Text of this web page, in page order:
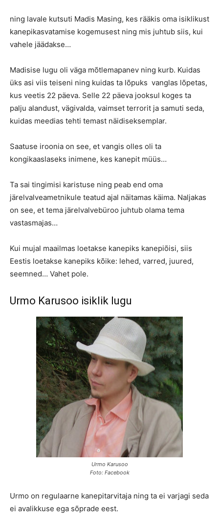
ning lavale kutsuti Madis Masing, kes rääkis oma isiklikust
kanepikasvatamise kogemusest ning mis juhtub siis, kui
vahele jäädakse…
Madisise lugu oli väga mõtlemapanev ning kurb. Kuidas
üks asi viis teiseni ning kuidas ta lõpuks vanglas lõpetas,
kus veetis 22 päeva. Selle 22 päeva jooksul koges ta
palju alandust, vägivalda, vaimset terrorit ja samuti seda,
kuidas meedias tehti temast näidiseksemplar.
Saatuse iroonia on see, et vangis olles oli ta
kongikaaslaseks inimene, kes kanepit müüs…
Ta sai tingimisi karistuse ning peab end oma
järelvalveametnikule teatud ajal näitamas käima. Naljakas
on see, et tema järelvalvebüroo juhtub olama tema
vastasmajas…
Kui mujal maailmas loetakse kanepiks kanepiõisi, siis
Eestis loetakse kanepiks kõike: lehed, varred, juured,
seemned… Vahet pole.
Urmo Karusoo isiklik lugu
Urmo Karusoo
Foto: Facebook
Urmo on regulaarne kanepitarvitaja ning ta ei varjagi seda
ei avalikkuse ega sõprade eest.